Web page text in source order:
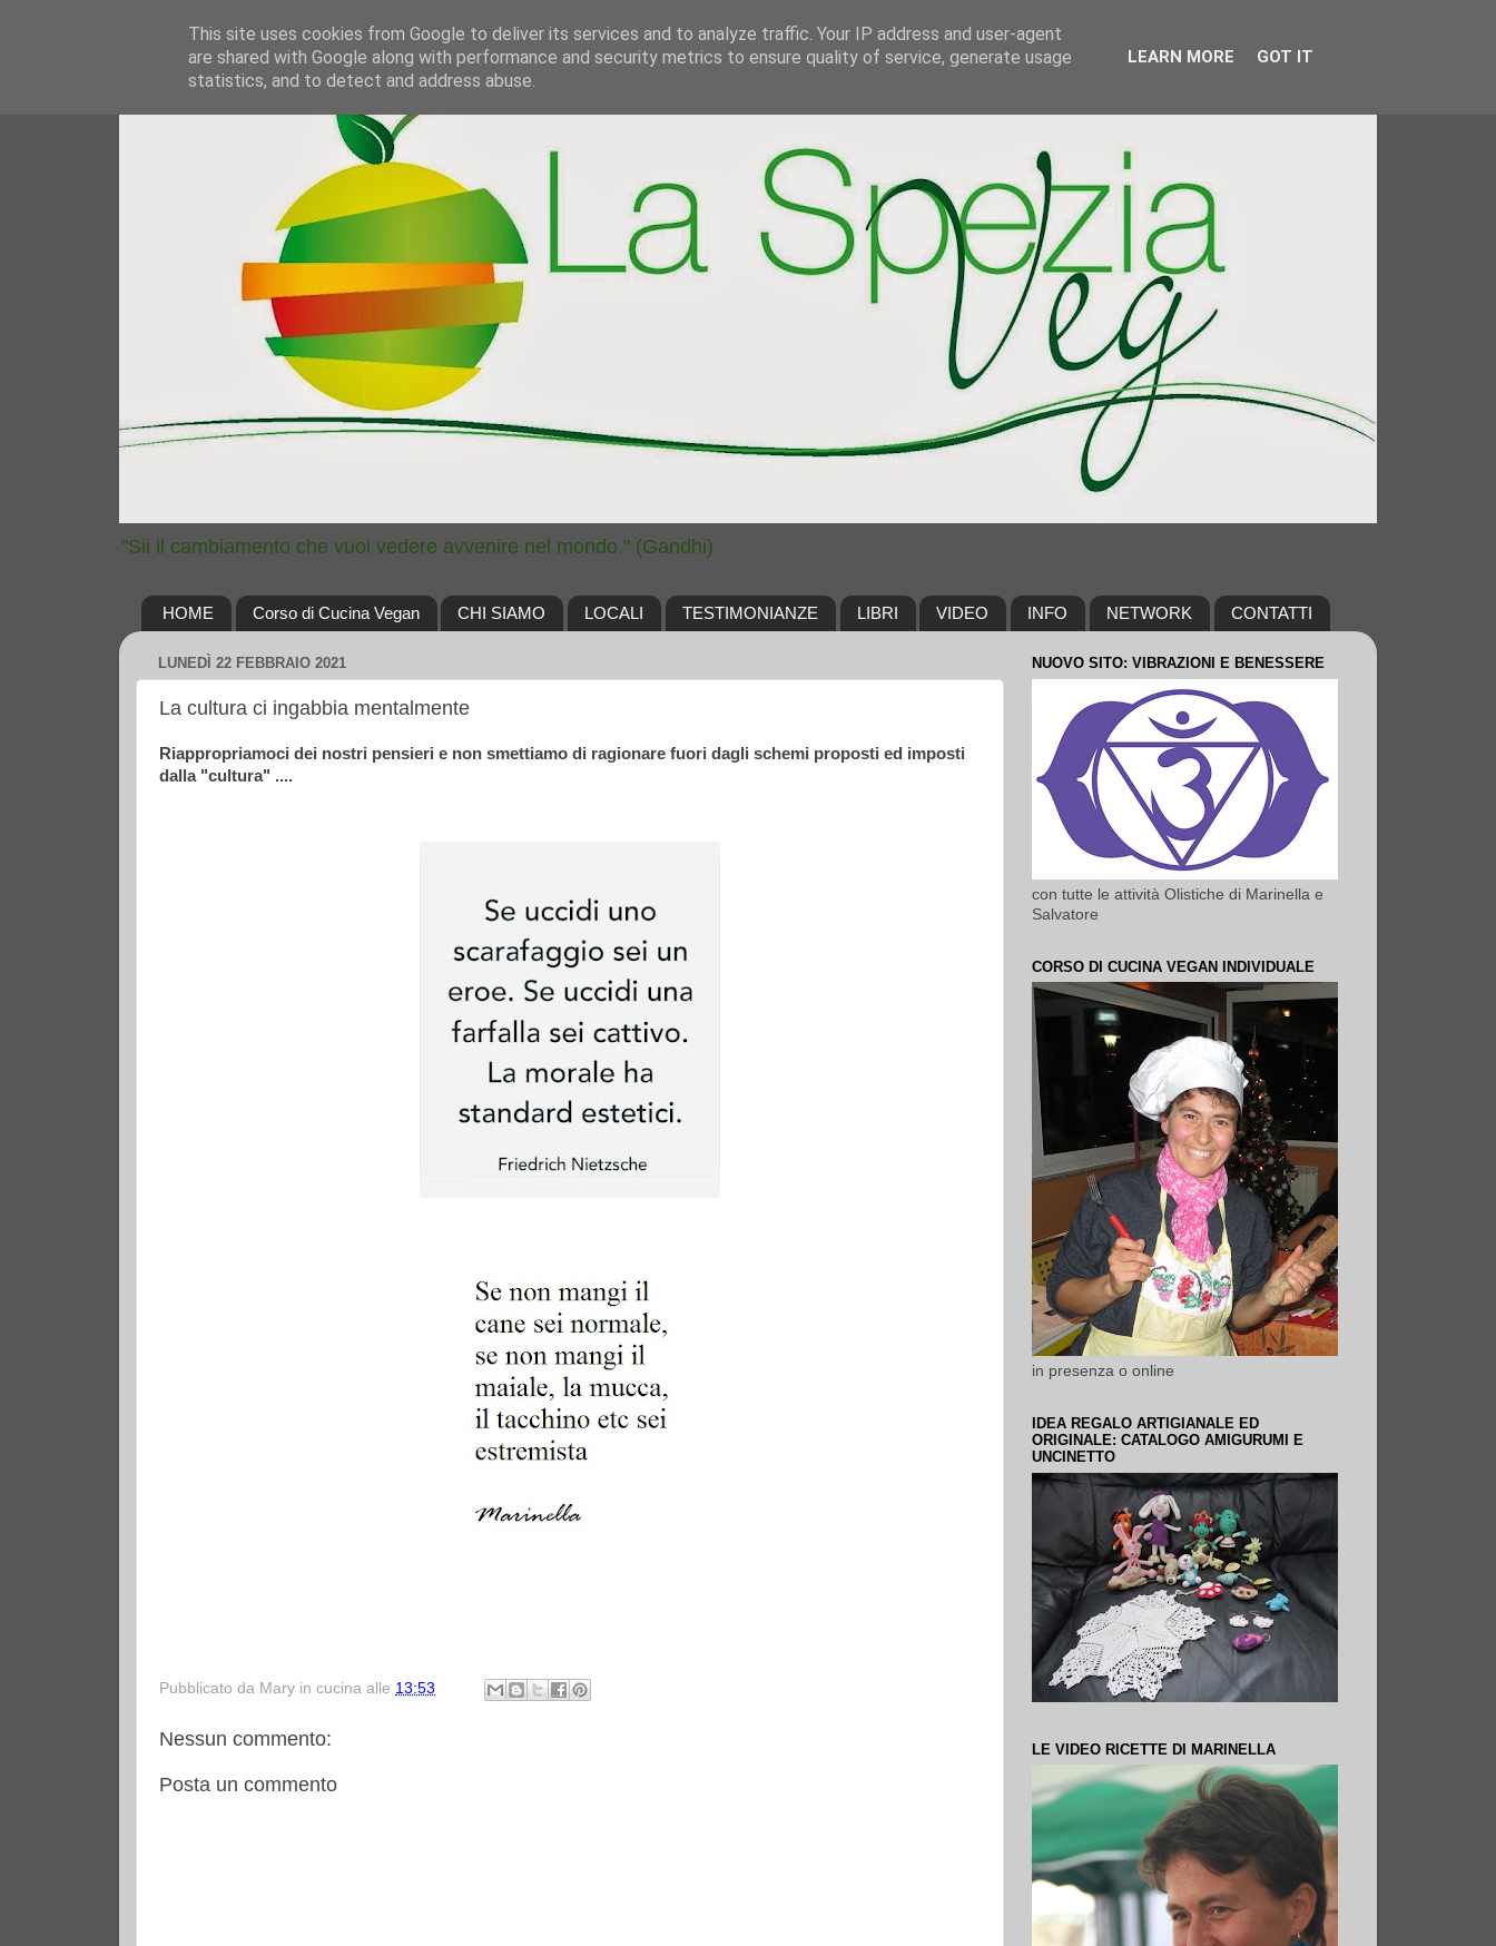
"Sii il cambiamento che vuoi vedere avvenire nel mondo." (Gandhi)
HOME Corso di Cucina Vegan CHI SIAMO LOCALI TESTIMONIANZE LIBRI VIDEO INFO NETWORK CONTATTI
LUNEDÌ 22 FEBBRAIO 2021
La cultura ci ingabbia mentalmente
Riappropriamoci dei nostri pensieri e non smettiamo di ragionare fuori dagli schemi proposti ed imposti
dalla "cultura" ....
Pubblicato da Mary in cucina alle 13:53
Nessun commento:
Posta un commento
NUOVO SITO: VIBRAZIONI E BENESSERE
con tutte le attività Olistiche di Marinella e
Salvatore
CORSO DI CUCINA VEGAN INDIVIDUALE
in presenza o online
IDEA REGALO ARTIGIANALE ED
ORIGINALE: CATALOGO AMIGURUMI E
UNCINETTO
LE VIDEO RICETTE DI MARINELLA
This site uses cookies from Google to deliver its services and to analyze traffic. Your IP address and user-agent
are shared with Google along with performance and security metrics to ensure quality of service, generate usage
statistics, and to detect and address abuse.
LEARN MORE GOT IT